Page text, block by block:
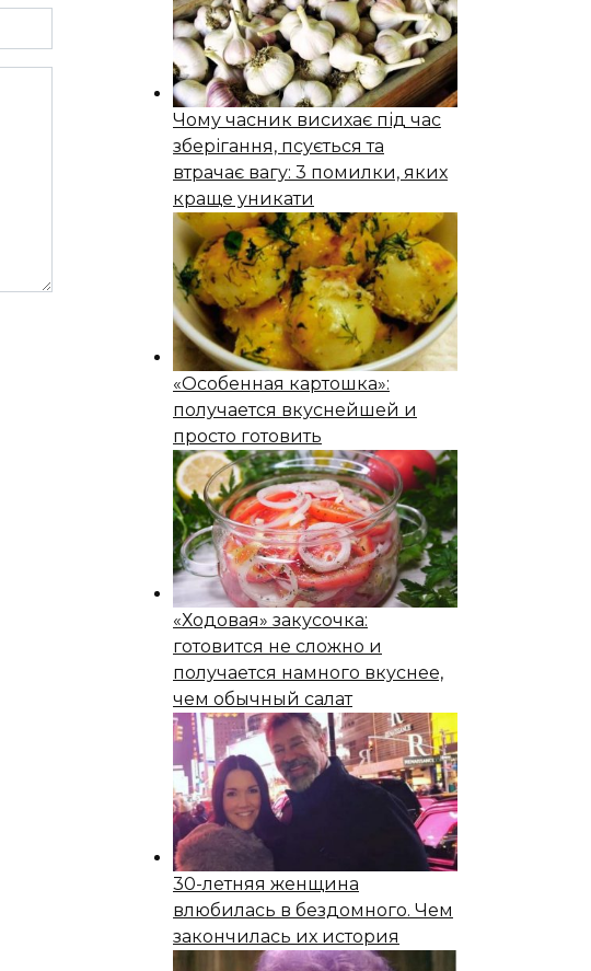
Чому часник висихає під час
зберігання, псується та
втрачає вагу: 3 помилки, яких
краще уникати
«Особенная картошка»:
получается вкуснейшей и
просто готовить
«Ходовая» закусочка:
готовится не сложно и
получается намного вкуснее,
чем обычный салат
30-летняя женщина
влюбилась в бездомного. Чем
закончилась их история